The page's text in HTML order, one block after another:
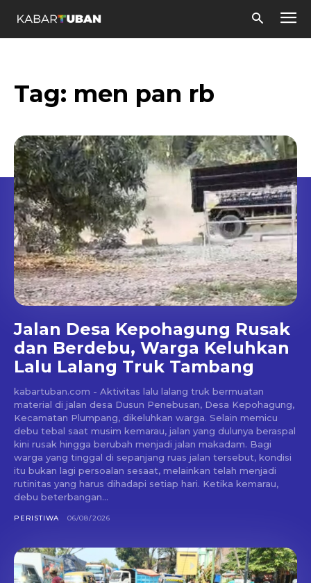
Tag: men pan rb
Jalan Desa Kepohagung Rusak
dan Berdebu, Warga Keluhkan
Lalu Lalang Truk Tambang
kabartuban.com - Aktivitas lalu lalang truk bermuatan
material di jalan desa Dusun Penebusan, Desa Kepohagung,
Kecamatan Plumpang, dikeluhkan warga. Selain memicu
debu tebal saat musim kemarau, jalan yang dulunya beraspal
kini rusak hingga berubah menjadi jalan makadam. Bagi
warga yang tinggal di sepanjang ruas jalan tersebut, kondisi
itu bukan lagi persoalan sesaat, melainkan telah menjadi
rutinitas yang harus dihadapi setiap hari. Ketika kemarau,
debu beterbangan...
PERISTIWA 06/08/2026